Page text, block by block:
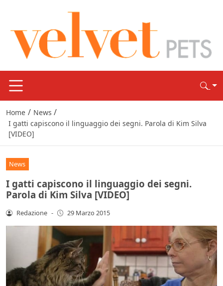
Home / News /
I gatti capiscono il linguaggio dei segni. Parola di Kim Silva
[VIDEO]
News
I gatti capiscono il linguaggio dei segni.
Parola di Kim Silva [VIDEO]
Redazione - 29 Marzo 2015